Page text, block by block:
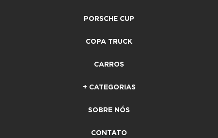
PORSCHE CUP
COPA TRUCK
CARROS
+ CATEGORIAS
SOBRE NÓS
CONTATO